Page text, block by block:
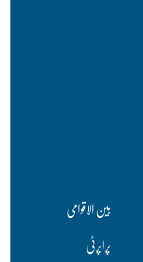
بین الاقوامی
پراپرٹی